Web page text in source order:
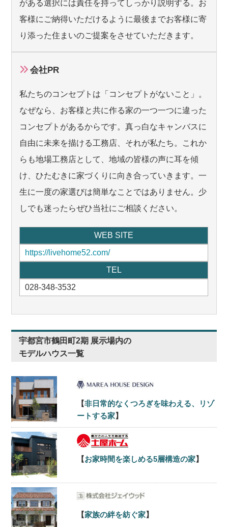
がある選択には責任を持ってしっかり説明する。お
客様にご納得いただけるように最後までお客様に寄
り添った住まいのご提案をさせていただきます。
会社PR
私たちのコンセプトは「コンセプトがないこと」。
なぜなら、お客様と共に作る家の一つ一つに違った
コンセプトがあるからです。真っ白なキャンバスに
自由に未来を描ける工務店、それが私たち。これか
らも地場工務店として、地域の皆様の声に耳を傾
け、ひたむきに家づくりに向き合っていきます。一
生に一度の家選びは簡単なことではありません。少
しでも迷ったらぜひ当社にご相談ください。
WEB SITE
https://livehome52.com/
TEL
028-348-3532
宇都宮市鶴田町2期 展示場内の
モデルハウス一覧
【非日常的なくつろぎを味わえる、リゾ
ートする家】
【お家時間を楽しめる5層構造の家】
【家族の絆を紡ぐ家】